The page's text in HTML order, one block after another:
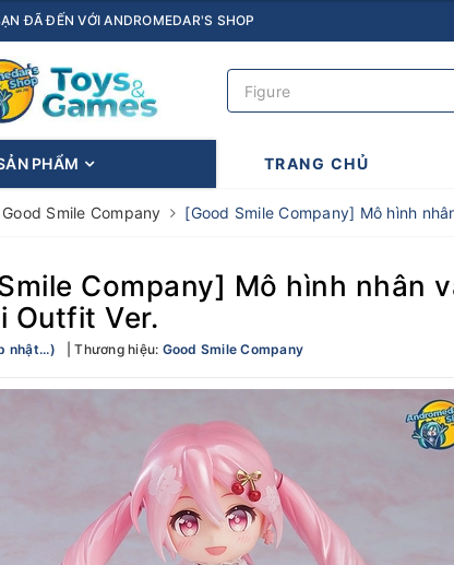
ĐÃ ĐẾN VỚI ANDROMEDAR'S SHOP
PHẨM TRANG CHỦ
Good Smile Company [Good Smile Company] Mô hình
Company] Mô hình nhân
Outfit Ver.
nhật...) Thương hiệu: Good Smile Company